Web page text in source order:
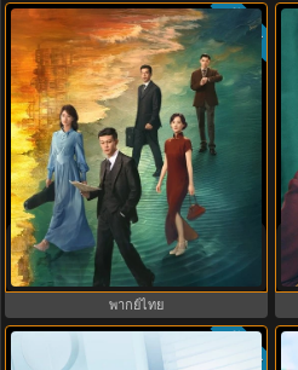
Silent Tides คลื่นลมลวง (2025)
พากย์ไทย ซับไทย EP.1-31
9.5 ซับไทย
พากย์ไทย
ซับไทย